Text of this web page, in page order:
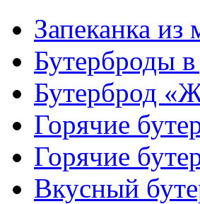
Запеканка
Бутерброды
Бутерброд
Горячие
Горячие
Вкусный